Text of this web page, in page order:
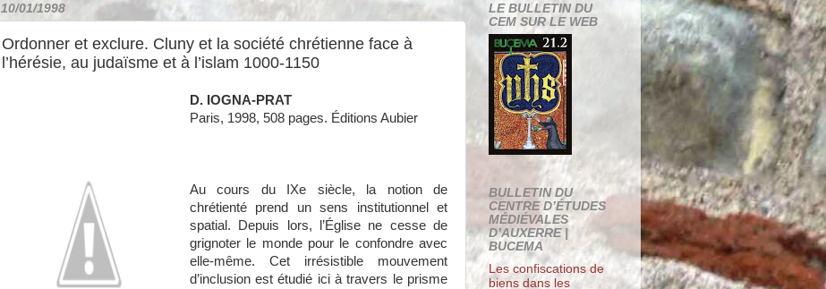
10/01/1998
Ordonner et exclure. Cluny et la société chrétienne face à
l’hérésie, au judaïsme et à l’islam 1000-1150
D. IOGNA-PRAT
Paris, 1998, 508 pages. Éditions Aubier
Au cours du IXe siècle, la notion de
chrétienté prend un sens institutionnel et
spatial. Depuis lors, l’Église ne cesse de
grignoter le monde pour le confondre avec
elle-même. Cet irrésistible mouvement
d’inclusion est étudié ici à travers le prisme
LE BULLETIN DU
CEM SUR LE WEB
BULLETIN DU
CENTRE D’ÉTUDES
MÉDIÉVALES
D’AUXERRE |
BUCEMA
Les confiscations de
biens dans les